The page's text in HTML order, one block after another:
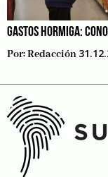
GASTOS HORMIGA:
Por:Redacción